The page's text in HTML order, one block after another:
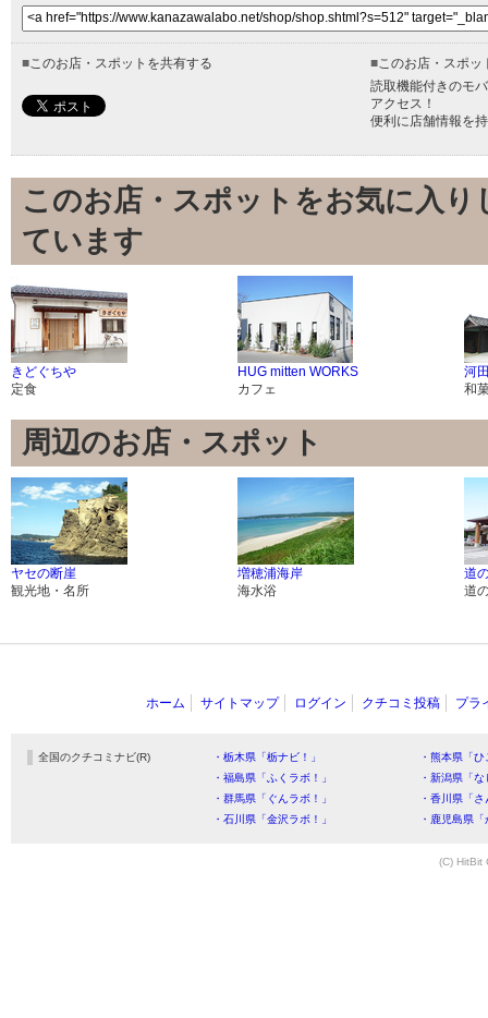
■ このお店・スポットを共有する ■ このお店・スポ
読取機能付きのモ
アクセス！
便利に店舗情報を
このお店・スポットをお気に入
ています
きどぐちや
定食
HUG mitten WORKS
カフェ
河
和
周辺のお店・スポット
ヤセの断崖
観光地・名所
増穂浦海岸
海水浴
道
道
ホーム サイトマップ ログイン クチコミ投稿 プラ
全国のクチコミナビ(R) ・栃木県「栃ナビ！」
・熊本県「
・福島県「ふくラボ！」
・新潟県「
・群馬県「ぐんラボ！」
・香川県「
・石川県「金沢ラボ！」
・鹿児島県
(C) HitBit